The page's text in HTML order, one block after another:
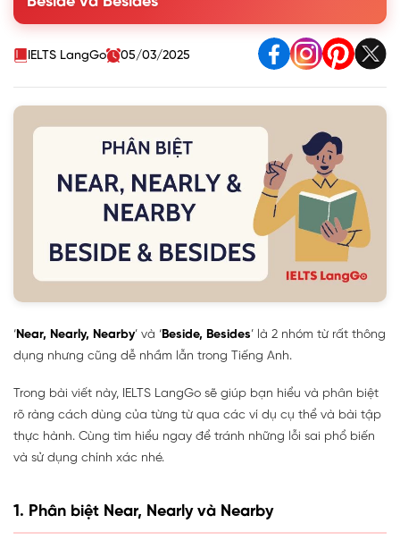
1.4. Phân biệt cách dùng Near, Nearly, Nearby
2. Phân biệt Beside và Besides
3. Bài tập phân biệt Near, Nearly, Nearby, Beside, Besides
IELTS LangGo 05/03/2025
‘Near, Nearly, Nearby’ và ‘Beside, Besides’ là 2 nhóm từ rất thông
dụng nhưng cũng dễ nhầm lẫn trong Tiếng Anh.
Trong bài viết này, IELTS LangGo sẽ giúp bạn hiểu và phân biệt
rõ ràng cách dùng của từng từ qua các ví dụ cụ thể và bài tập
thực hành. Cùng tìm hiểu ngay để tránh những lỗi sai phổ biến
và sử dụng chính xác nhé.
1. Phân biệt Near, Nearly và Nearby